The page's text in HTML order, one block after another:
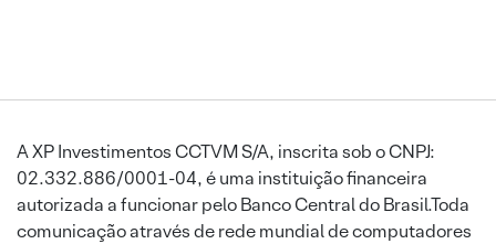
A XP Investimentos CCTVM S/A, inscrita sob o CNPJ:
02.332.886/0001-04, é uma instituição financeira
autorizada a funcionar pelo Banco Central do Brasil.Toda
comunicação através de rede mundial de computadores